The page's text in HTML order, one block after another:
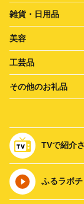
雑貨・日用品
美容
工芸品
その他のお礼品
TVで紹介
ふるラボ